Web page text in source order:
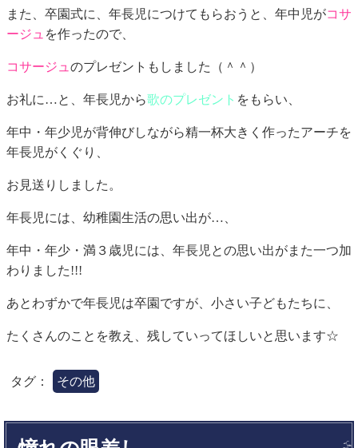
また、卒園式に、年長児につけてもらおうと、年中児がコサ
ージュ を作ったので、
コサージュ のプレゼントもしました（＾＾）
お礼に…と、年長児から歌のプレゼント をもらい、
年中・年少児が背伸びしながら精一杯大きく作ったアーチを
年長児がくぐり、
お見送りしました。
年長児には、幼稚園生活の思い出が…、
年中・年少・満３歳児には、年長児との思い出がまた一つ加
わりました!!!
あとわずかで年長児は卒園ですが、小さい子どもたちに、
たくさんのことを教え、残していってほしいと思います☆
タグ： その他